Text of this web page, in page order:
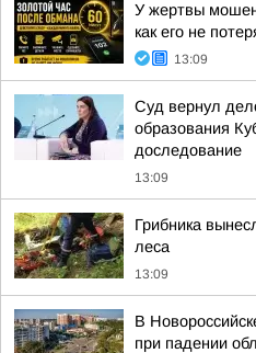
У жертвы
как его не
13:09
Суд вернул
образования
доследование
13:09
Грибника
леса
13:09
В
при падении